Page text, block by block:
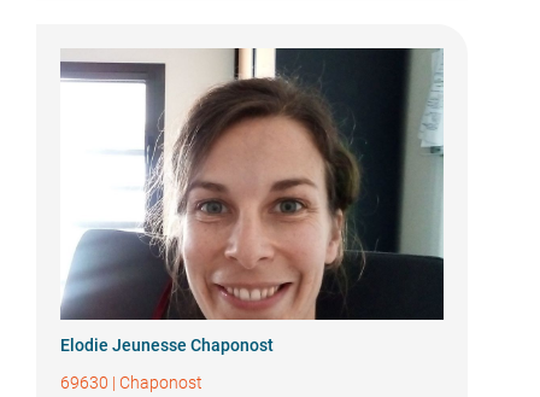
Elodie Jeunesse Chaponost
69630 | Chaponost